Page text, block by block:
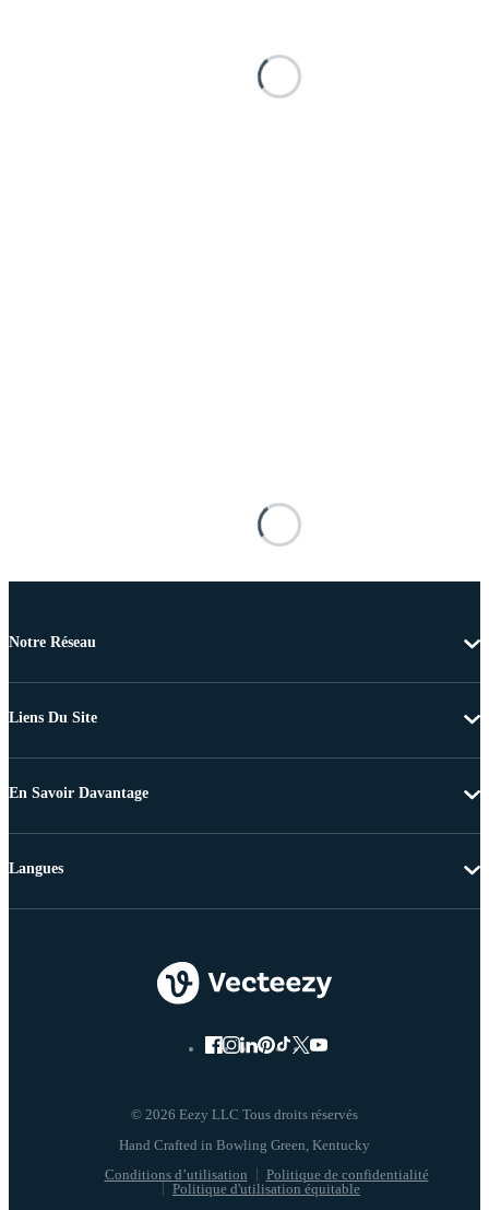
Notre Réseau
Liens Du Site
En Savoir Davantage
© 2026 Eezy LLC Tous droits réservés
Conditions d’utilisation
Politique de confidentialité
Politique d'utilisation équitable
Langues